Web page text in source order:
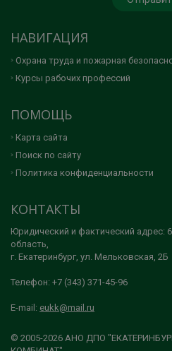
НАВИГАЦИЯ
Охрана труда и пожарная
Курсы рабочих профессий
ПОМОЩЬ
Карта сайта
Поиск по сайту
Политика конфиденциальности
КОНТАКТЫ
Юридический и фактический адрес:
область,
г. Екатеринбург, ул. Мельковская, 2Б
Телефон: +7 (343) 371-45-96
E-mail: eukk@mail.ru
© 2005-2026 АНО ДПО